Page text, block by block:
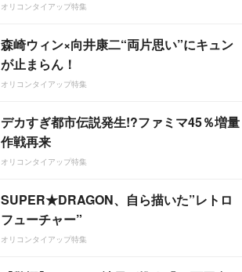
オリコンタイアップ特集
森崎ウィン×向井康二“両片思い”にキュン
が止まらん！
オリコンタイアップ特集
デカすぎ都市伝説発生!?ファミマ45％増量
作戦再来
オリコンタイアップ特集
SUPER★DRAGON、自ら描いた”レトロ
フューチャー”
オリコンタイアップ特集